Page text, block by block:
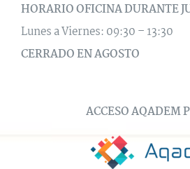
HORARIO OFICINA DURANTE
Lunes a Viernes: 09:30 – 13:30
CERRADO EN AGOSTO
ACCESO AQADEM